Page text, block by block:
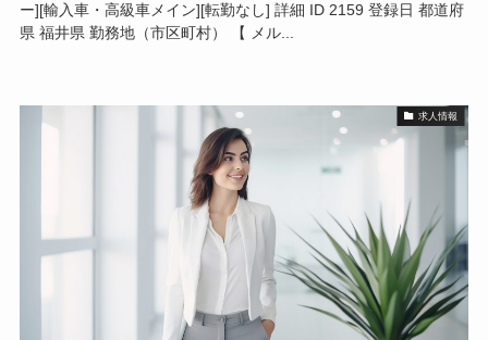
ー][輸入車・高級車メイン][転勤なし] 詳細 ID 2159 登録日 都道府
県 福井県 勤務地（市区町村） 【 メル...
求人情報